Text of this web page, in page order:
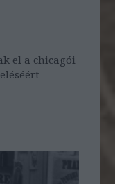
el a chicagói